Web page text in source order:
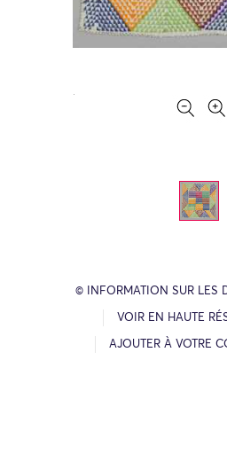
© INFORMATION SUR LES
VOIR EN HAUTE
AJOUTER À VOTRE